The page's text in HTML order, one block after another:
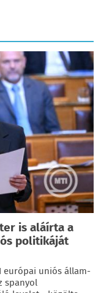
is aláírta a
politikáját
európai uniós állam-
spanyol